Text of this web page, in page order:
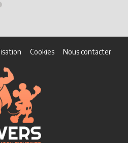
Cookies Nous contacter